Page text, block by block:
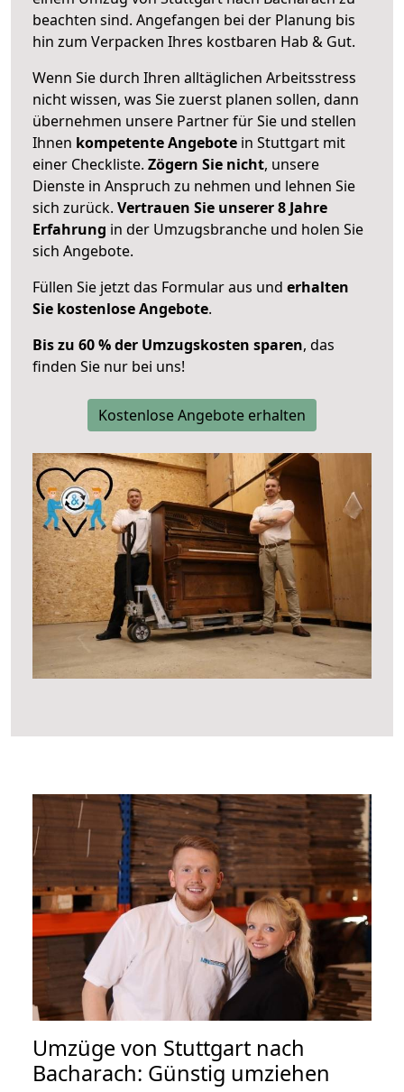
beachten sind. Angefangen bei der Planung bis
hin zum Verpacken Ihres kostbaren Hab & Gut.
Wenn Sie durch Ihren alltäglichen Arbeitsstress
nicht wissen, was Sie zuerst planen sollen, dann
übernehmen unsere Partner für Sie und stellen
Ihnen kompetente Angebote in Stuttgart mit
einer Checkliste. Zögern Sie nicht, unsere
Dienste in Anspruch zu nehmen und lehnen Sie
sich zurück. Vertrauen Sie unserer 8 Jahre
Erfahrung in der Umzugsbranche und holen Sie
sich Angebote.
Füllen Sie jetzt das Formular aus und erhalten
Sie kostenlose Angebote.
Bis zu 60 % der Umzugskosten sparen, das
finden Sie nur bei uns!
Kostenlose Angebote erhalten
Umzüge von Stuttgart nach
Bacharach: Günstig umziehen